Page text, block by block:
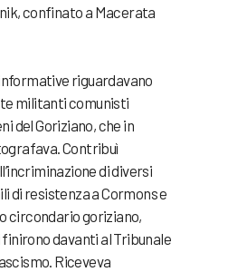
confinato a Macerata
riguardavano
militanti comunisti
del Goriziano, che in
Contribuì
di diversi
di resistenza a Cormons e
circondario goriziano,
finirono davanti al Tribunale
Riceveva